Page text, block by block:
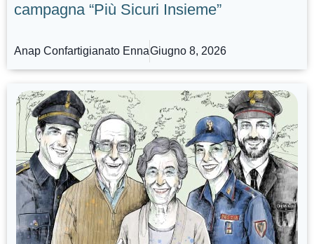
campagna “Più Sicuri Insieme”
Anap Confartigianato EnnaGiugno 8, 2026